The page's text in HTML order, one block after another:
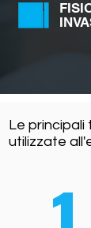
Le principali
utilizzate